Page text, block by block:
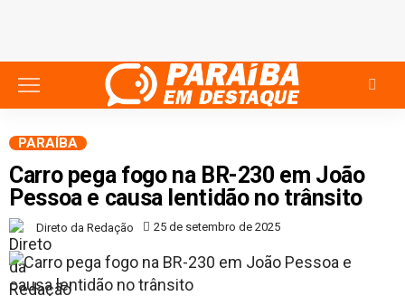
PARAÍBA
Carro pega fogo na BR-230 em João
Pessoa e causa lentidão no trânsito
Direto da Redação 25 de setembro de 2025